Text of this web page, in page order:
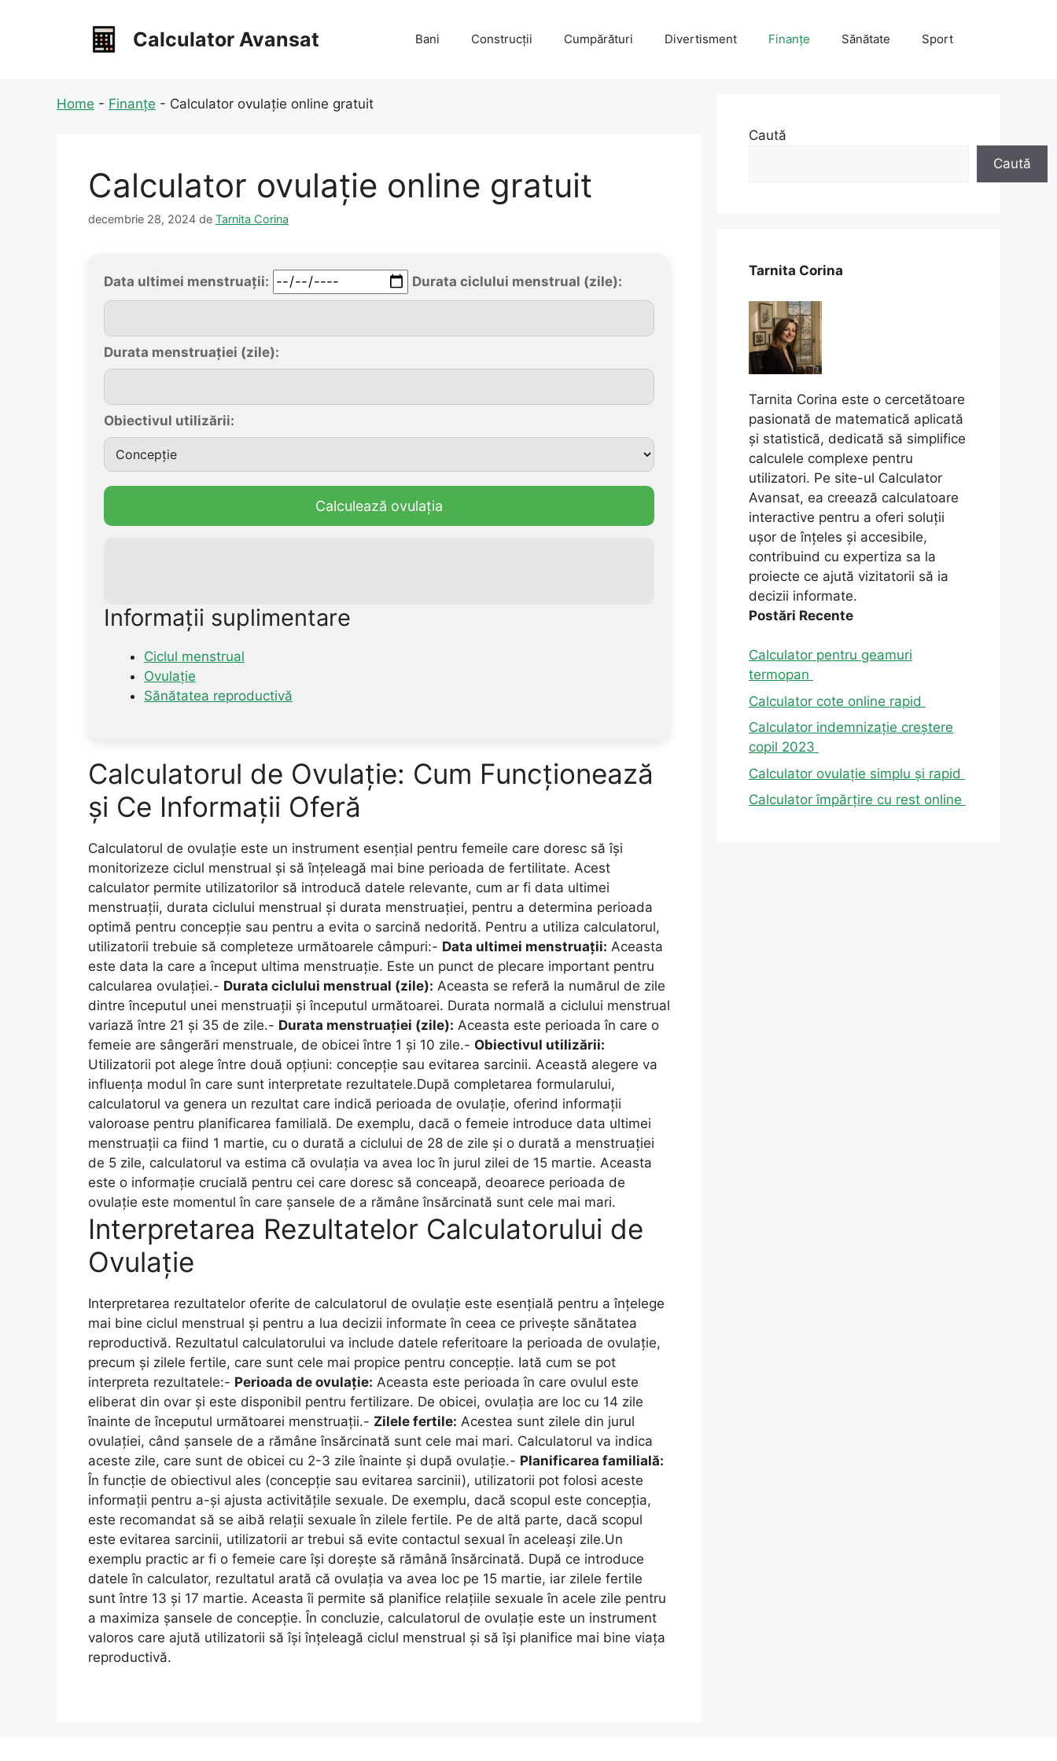
Calculator Avansat Bani Construcții Cumpărături Divertisment Finanțe Sănătate Sport
Home - Finanțe - Calculator ovulație online gratuit
Calculator ovulație online gratuit
decembrie 28, 2024 de Tarnita Corina
Data ultimei menstruații: Durata ciclului menstrual (zile):
Durata menstruației (zile):
Obiectivul utilizării:
Calculează ovulația
Informații suplimentare
Ciclul menstrual
Ovulație
Sănătatea reproductivă
Calculatorul de Ovulație: Cum Funcționează
și Ce Informații Oferă
Calculatorul de ovulație este un instrument esențial pentru femeile care doresc să își
monitorizeze ciclul menstrual și să înțeleagă mai bine perioada de fertilitate. Acest
calculator permite utilizatorilor să introducă datele relevante, cum ar fi data ultimei
menstruații, durata ciclului menstrual și durata menstruației, pentru a determina perioada
optimă pentru concepție sau pentru a evita o sarcină nedorită. Pentru a utiliza calculatorul,
utilizatorii trebuie să completeze următoarele câmpuri:- Data ultimei menstruații: Aceasta
este data la care a început ultima menstruație. Este un punct de plecare important pentru
calcularea ovulației.- Durata ciclului menstrual (zile): Aceasta se referă la numărul de zile
dintre începutul unei menstruații și începutul următoarei. Durata normală a ciclului menstrual
variază între 21 și 35 de zile.- Durata menstruației (zile): Aceasta este perioada în care o
femeie are sângerări menstruale, de obicei între 1 și 10 zile.- Obiectivul utilizării:
Utilizatorii pot alege între două opțiuni: concepție sau evitarea sarcinii. Această alegere va
influența modul în care sunt interpretate rezultatele.După completarea formularului,
calculatorul va genera un rezultat care indică perioada de ovulație, oferind informații
valoroase pentru planificarea familială. De exemplu, dacă o femeie introduce data ultimei
menstruații ca fiind 1 martie, cu o durată a ciclului de 28 de zile și o durată a menstruației
de 5 zile, calculatorul va estima că ovulația va avea loc în jurul zilei de 15 martie. Aceasta
este o informație crucială pentru cei care doresc să conceapă, deoarece perioada de
ovulație este momentul în care șansele de a rămâne însărcinată sunt cele mai mari.
Interpretarea Rezultatelor Calculatorului de
Ovulație
Interpretarea rezultatelor oferite de calculatorul de ovulație este esențială pentru a înțelege
mai bine ciclul menstrual și pentru a lua decizii informate în ceea ce privește sănătatea
reproductivă. Rezultatul calculatorului va include datele referitoare la perioada de ovulație,
precum și zilele fertile, care sunt cele mai propice pentru concepție. Iată cum se pot
interpreta rezultatele:- Perioada de ovulație: Aceasta este perioada în care ovulul este
eliberat din ovar și este disponibil pentru fertilizare. De obicei, ovulația are loc cu 14 zile
înainte de începutul următoarei menstruații.- Zilele fertile: Acestea sunt zilele din jurul
ovulației, când șansele de a rămâne însărcinată sunt cele mai mari. Calculatorul va indica
aceste zile, care sunt de obicei cu 2-3 zile înainte și după ovulație.- Planificarea familială:
În funcție de obiectivul ales (concepție sau evitarea sarcinii), utilizatorii pot folosi aceste
informații pentru a-și ajusta activitățile sexuale. De exemplu, dacă scopul este concepția,
este recomandat să se aibă relații sexuale în zilele fertile. Pe de altă parte, dacă scopul
este evitarea sarcinii, utilizatorii ar trebui să evite contactul sexual în aceleași zile.Un
exemplu practic ar fi o femeie care își dorește să rămână însărcinată. După ce introduce
datele în calculator, rezultatul arată că ovulația va avea loc pe 15 martie, iar zilele fertile
sunt între 13 și 17 martie. Aceasta îi permite să planifice relațiile sexuale în acele zile pentru
a maximiza șansele de concepție. În concluzie, calculatorul de ovulație este un instrument
valoros care ajută utilizatorii să își înțeleagă ciclul menstrual și să își planifice mai bine viața
reproductivă.
Caută
Caută
Tarnita Corina
Tarnita Corina este o cercetătoare
pasionată de matematică aplicată
și statistică, dedicată să simplifice
calculele complexe pentru
utilizatori. Pe site-ul Calculator
Avansat, ea creează calculatoare
interactive pentru a oferi soluții
ușor de înțeles și accesibile,
contribuind cu expertiza sa la
proiecte ce ajută vizitatorii să ia
decizii informate.
Postări Recente
Calculator pentru geamuri
termopan
Calculator cote online rapid
Calculator indemnizație creștere
copil 2023
Calculator ovulație simplu și rapid
Calculator împărțire cu rest online